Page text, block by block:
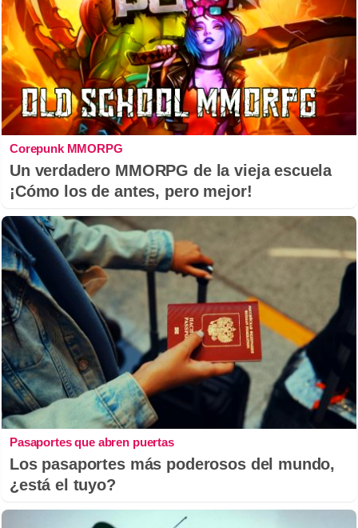
Corepunk MMORPG
Un verdadero MMORPG de la vieja escuela
¡Cómo los de antes, pero mejor!
Pasaportes que abren puertas
Los pasaportes más poderosos del mundo,
¿está el tuyo?